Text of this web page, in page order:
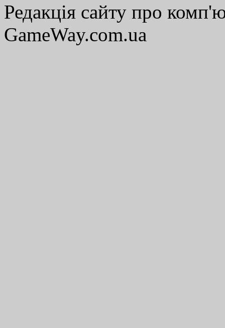
Редакція сайту про
GameWay.com.ua